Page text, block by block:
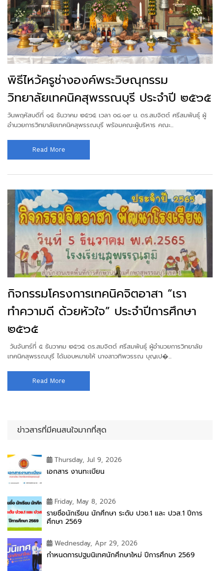
พิธีไหว้ครูช่างองค์พระวิษณุกรรม
วิทยาลัยเทคนิคสุพรรณบุรี ประจำปี ๒๕๖๕
วันพฤหัสบดีที่ ๑๕ ธันวาคม ๒๕๖๕ เวลา ๐๘.๑๙ น. ดร.สมจิตต์ ศรีสมพันธุ์ ผู้
อำนวยการวิทยาลัยเทคนิคสุพรรณบุรี พร้อมคณะผู้บริหาร คณะ...
Read More
กิจกรรมโครงการเทคนิคจิตอาสา “เรา
ทำความดี ด้วยหัวใจ” ประจำปีการศึกษา
๒๕๖๕
วันจันทร์ที่ ๕ ธันวาคม ๒๕๖๕ ดร.สมจิตต์ ศรีสมพันธุ์ ผู้อำนวยการวิทยาลัย
เทคนิคสุพรรณบุรี ได้มอบหมายให้ นางสาวทิพวรรณ บุญเป�...
Read More
ข่าวสารที่มีคนสนใจมากที่สุด
Thursday, Jul 9, 2026
เอกสาร งานทะเบียน
Friday, May 8, 2026
รายชื่อนักเรียน นักศึกษา ระดับ ปวช.1 และ ปวส.1 ปีการ
ศึกษา 2569
Wednesday, Apr 29, 2026
กำหนดการปฐมนิเทศนักศึกษาใหม่ ปีการศึกษา 2569